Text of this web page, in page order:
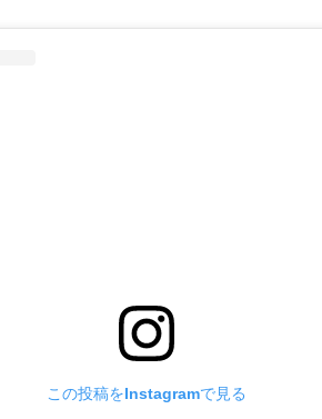
この投稿をInstagramで見る